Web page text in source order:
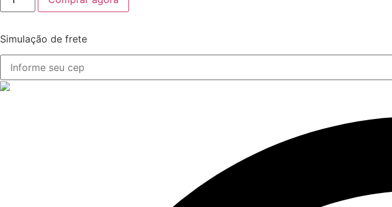
Simulação de frete